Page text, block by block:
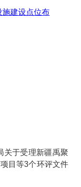
施建设点位布
关于受理新疆禹聚
目等3个环评文件